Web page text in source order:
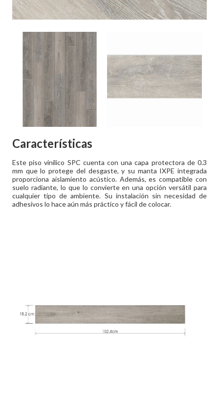
Características
Este piso vinílico SPC cuenta con una capa protectora de 0.3
mm que lo protege del desgaste, y su manta IXPE integrada
proporciona aislamiento acústico. Además, es compatible con
suelo radiante, lo que lo convierte en una opción versátil para
cualquier tipo de ambiente. Su instalación sin necesidad de
adhesivos lo hace aún más práctico y fácil de colocar.